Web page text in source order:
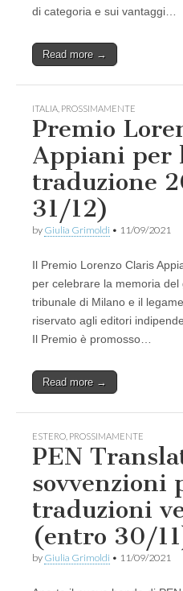
di categoria e sui vantaggi…
Read more →
ITALIA PROSSIMAMENTE
Premio
Appiani per
traduzione
31/12)
by Giulia Grimoldi • 11/09/2021
Il Premio Lorenzo Claris
per celebrare la memoria
tribunale di Milano e il
riservato agli editori
Il Premio è promosso…
Read more →
ESTERO PROSSIMAMENTE
PEN
sovvenzioni
traduzioni
(entro 30/
by Giulia Grimoldi • 11/09/2021